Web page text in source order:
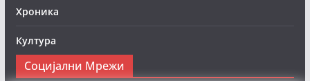
Хроника
Култура
Социјални Мрежи